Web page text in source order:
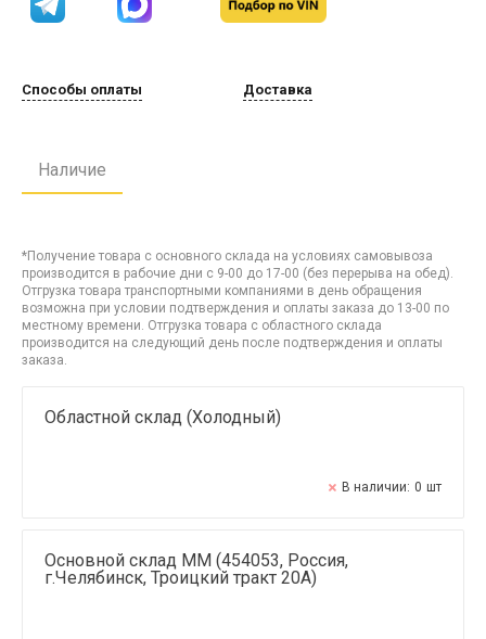
Способы оплаты Доставка
Наличие
*Получение товара с основного склада на условиях самовывоза
производится в рабочие дни с 9-00 до 17-00 (без перерыва на обед).
Отгрузка товара транспортными компаниями в день обращения
возможна при условии подтверждения и оплаты заказа до 13-00 по
местному времени. Отгрузка товара с областного склада
производится на следующий день после подтверждения и оплаты
заказа.
Областной склад (Холодный)
В наличии: 0 шт
Основной склад ММ (454053, Россия,
г.Челябинск, Троицкий тракт 20А)